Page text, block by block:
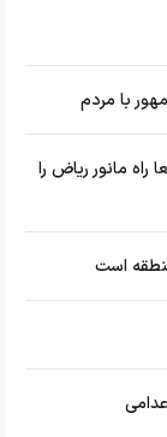
با مردم
مانور ریاض را
منطقه است